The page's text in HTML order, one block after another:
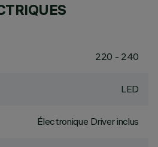
220 - 240
LED
Électronique Driver inclus